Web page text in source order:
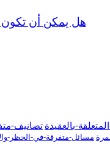
هل يمكن أن تكون
بالعقيدة تصانيف-
مسائل-متفرقة-في-الحظر-